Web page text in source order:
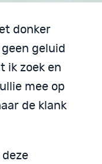
donker
geluid
ik zoek en
mee op
de klank